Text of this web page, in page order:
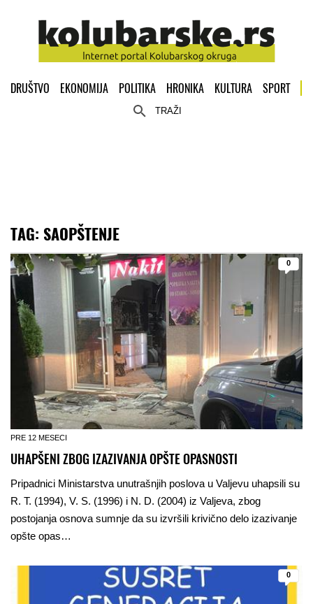
DRUŠTVO EKONOMIJA POLITIKA HRONIKA KULTURA SPORT
TRAŽI
TAG: SAOPŠTENJE
0
PRE 12 MESECI
UHAPŠENI ZBOG IZAZIVANJA OPŠTE OPASNOSTI
Pripadnici Ministarstva unutrašnjih poslova u Valjevu uhapsili su
R. T. (1994), V. S. (1996) i N. D. (2004) iz Valjeva, zbog
postojanja osnova sumnje da su izvršili krivično delo izazivanje
opšte opas…
0